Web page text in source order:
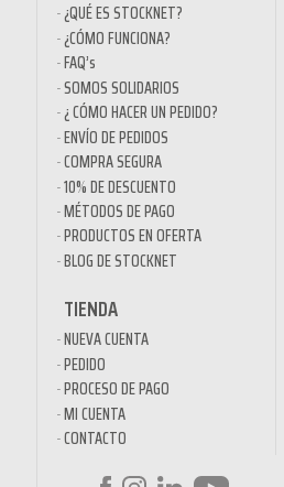
¿QUÉ ES STOCKNET?
¿CÓMO FUNCIONA?
FAQ’s
SOMOS SOLIDARIOS
¿ CÓMO HACER UN PEDIDO?
ENVÍO DE PEDIDOS
COMPRA SEGURA
10% DE DESCUENTO
MÉTODOS DE PAGO
PRODUCTOS EN OFERTA
BLOG DE STOCKNET
TIENDA
NUEVA CUENTA
PEDIDO
PROCESO DE PAGO
MI CUENTA
CONTACTO